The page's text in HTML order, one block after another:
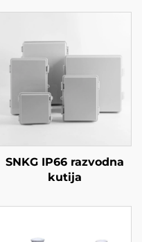
SNKG IP66 razvodna
kutija